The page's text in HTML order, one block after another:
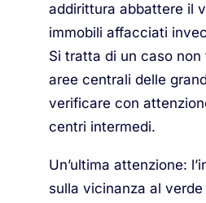
addirittura abbattere il
immobili affacciati
Si tratta di un caso non
aree centrali delle
verificare con
centri intermedi.
Un’ultima attenzione:
sulla vicinanza al